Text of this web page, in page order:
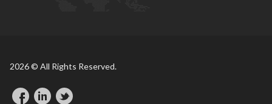
2026 © All Rights Reserved.